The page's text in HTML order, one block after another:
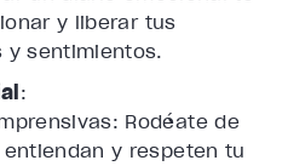
y liberar tus
y sentimientos.
:
Rodéate de
y respeten tu